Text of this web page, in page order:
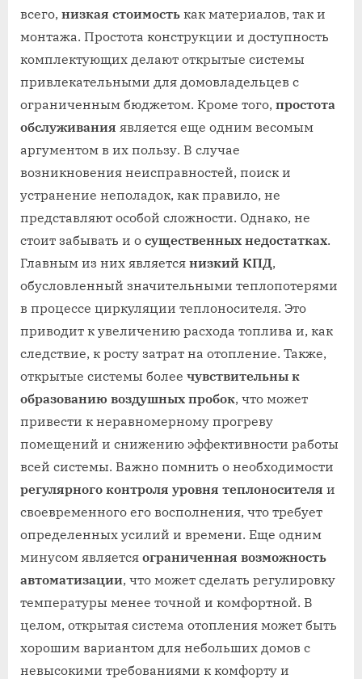
всего, низкая стоимость как материалов, так и
монтажа. Простота конструкции и доступность
комплектующих делают открытые системы
привлекательными для домовладельцев с
ограниченным бюджетом. Кроме того, простота
обслуживания является еще одним весомым
аргументом в их пользу. В случае
возникновения неисправностей, поиск и
устранение неполадок, как правило, не
представляют особой сложности. Однако, не
стоит забывать и о существенных недостатках.
Главным из них является низкий КПД,
обусловленный значительными теплопотерями
в процессе циркуляции теплоносителя. Это
приводит к увеличению расхода топлива и, как
следствие, к росту затрат на отопление. Также,
открытые системы более чувствительны к
образованию воздушных пробок, что может
привести к неравномерному прогреву
помещений и снижению эффективности работы
всей системы. Важно помнить о необходимости
регулярного контроля уровня теплоносителя и
своевременного его восполнения, что требует
определенных усилий и времени. Еще одним
минусом является ограниченная возможность
автоматизации, что может сделать регулировку
температуры менее точной и комфортной. В
целом, открытая система отопления может быть
хорошим вариантом для небольших домов с
невысокими требованиями к комфорту и